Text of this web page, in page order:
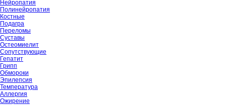
Нейропатия
Полинейропатия
Костные
Подагра
Переломы
Суставы
Остеомиелит
Сопутствующие
Гепатит
Грипп
Обмороки
Эпилепсия
Температура
Аллергия
Ожирение